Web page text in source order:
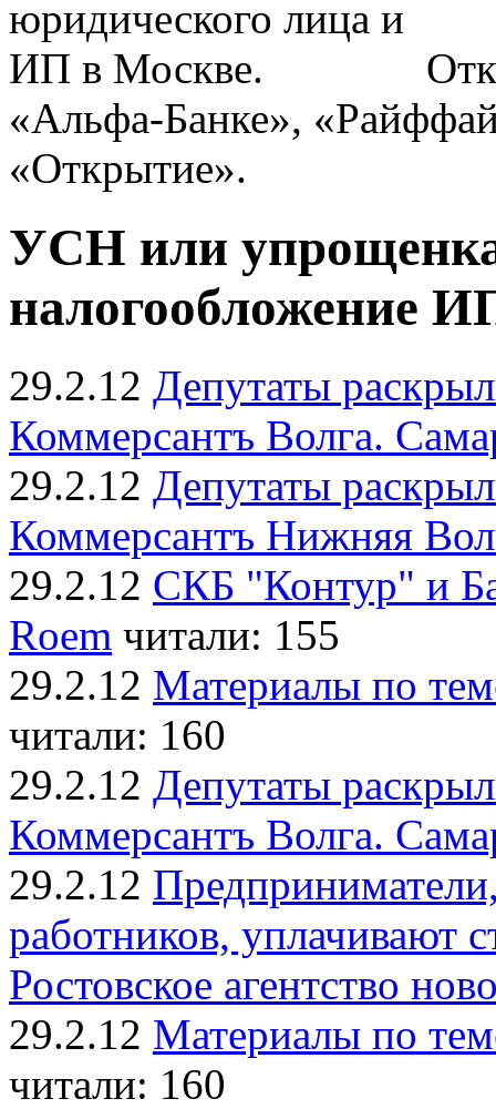
«Альфа-Банке»,
«Открытие».
УСН или
налогообложение
29.2.12 Депутаты
Коммерсантъ Волга.
29.2.12 Депутаты
Коммерсантъ Нижняя
29.2.12 СКБ "Контур" и
Roem читали: 155
29.2.12 Материалы по
читали: 160
29.2.12 Депутаты
Коммерсантъ Волга.
29.2.12
работников, уплачивают
Ростовское агентство
29.2.12 Материалы по
читали: 160